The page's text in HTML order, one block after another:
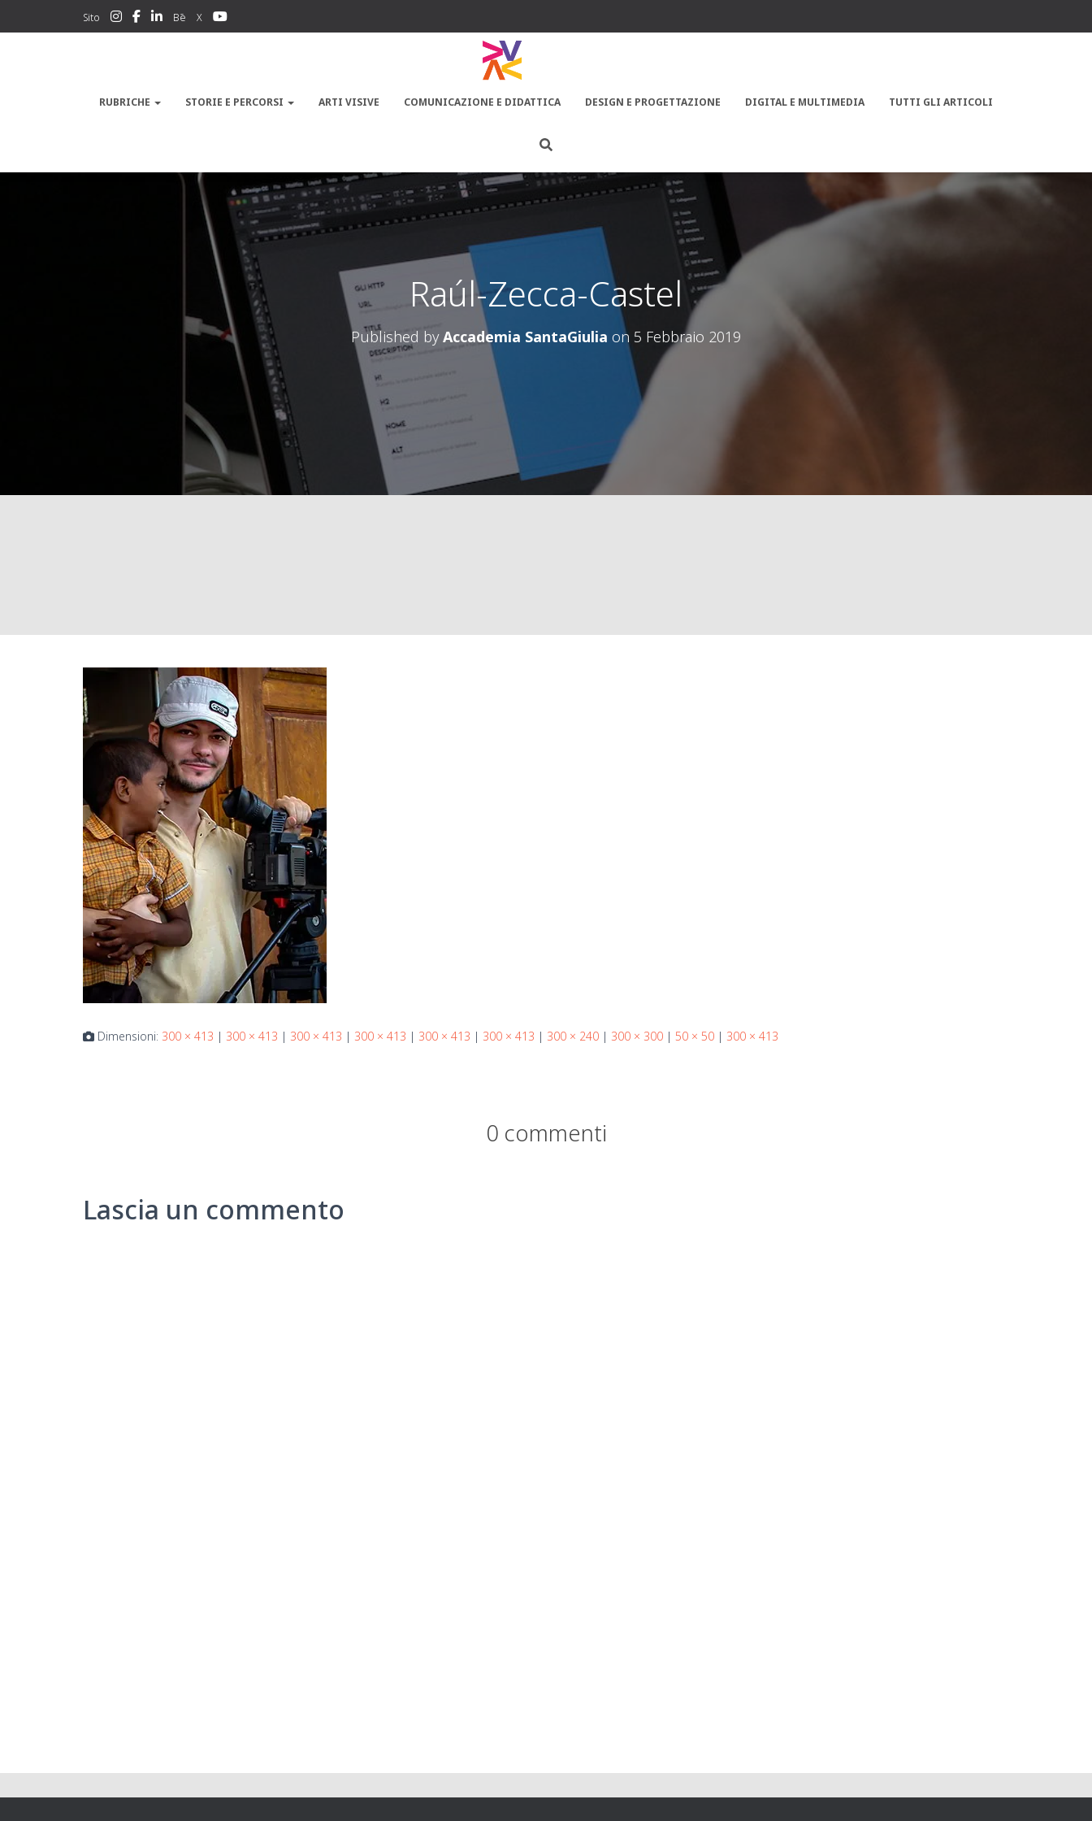
Sito Bē X
RUBRICHE STORIE E PERCORSI ARTI VISIVE COMUNICAZIONE E DIDATTICA DESIGN E PROGETTAZIONE DIGITAL E MULTIMEDIA TUTTI GLI ARTICOLI
Raúl-Zecca-Castel
Published byAccademia SantaGiulia on 5 Febbraio 2019
Dimensioni: 300 × 413 | 300 × 413 | 300 × 413 | 300 × 413 | 300 × 413 | 300 × 413 | 300 × 240 | 300 × 300 | 50 × 50 | 300 × 413
0 commenti
Lascia un commento